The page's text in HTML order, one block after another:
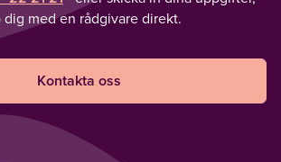
med en rådgivare direkt.
Kontakta oss